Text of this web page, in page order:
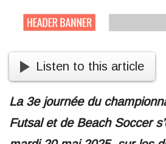
Listen to this article
La 3e journée du
Futsal et de Beach Soccer